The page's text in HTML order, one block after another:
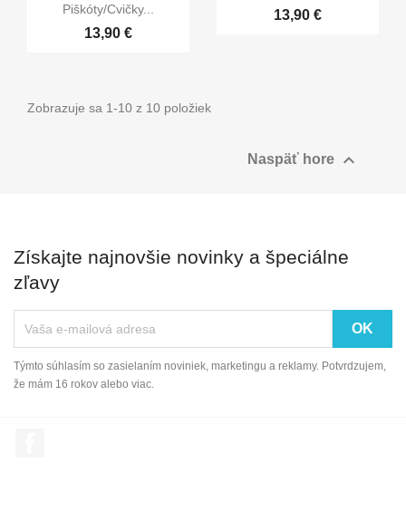
Piškóty/cvičky...
13,90 €
13,90 €
Zobrazuje sa 1-10 z 10 položiek
Naspäť hore 
Získajte najnovšie novinky a špeciálne
zľavy
Týmto súhlasím so zasielaním noviniek, marketingu a reklamy. Potvrdzujem,
že mám 16 rokov alebo viac.